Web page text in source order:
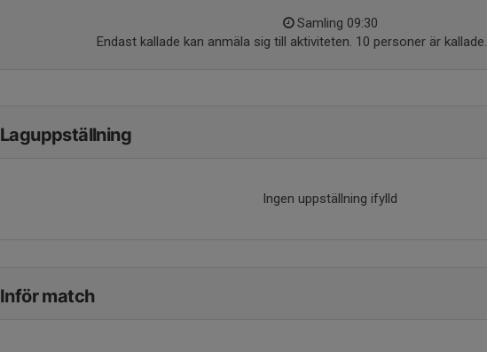
Samling 09:30
Endast kallade kan anmäla sig till aktiviteten. 10 personer är kallade.
Laguppställning
Ingen uppställning ifylld
Inför match